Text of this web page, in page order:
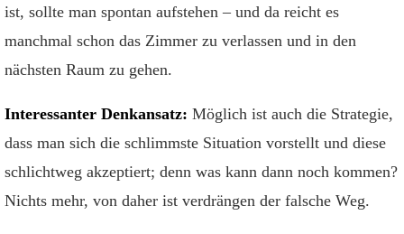
ist, sollte man spontan aufstehen – und da reicht es
manchmal schon das Zimmer zu verlassen und in den
nächsten Raum zu gehen.
Interessanter Denkansatz: Möglich ist auch die Strategie,
dass man sich die schlimmste Situation vorstellt und diese
schlichtweg akzeptiert; denn was kann dann noch kommen?
Nichts mehr, von daher ist verdrängen der falsche Weg.